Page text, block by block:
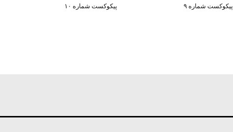
پیکوکست شماره ۱۰ پیکوکست شماره ۹